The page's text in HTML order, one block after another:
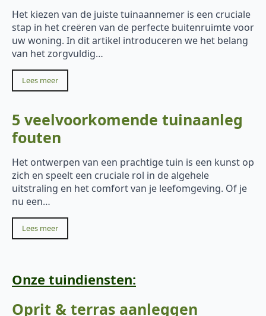
Het kiezen van de juiste tuinaannemer is een cruciale
stap in het creëren van de perfecte buitenruimte voor
uw woning. In dit artikel introduceren we het belang
van het zorgvuldig…
Lees meer
5 veelvoorkomende tuinaanleg
fouten
Het ontwerpen van een prachtige tuin is een kunst op
zich en speelt een cruciale rol in de algehele
uitstraling en het comfort van je leefomgeving. Of je
nu een…
Lees meer
Onze tuindiensten:
Oprit & terras aanleggen